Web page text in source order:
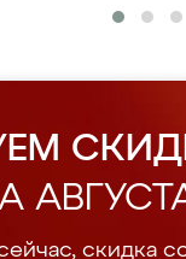
скидка